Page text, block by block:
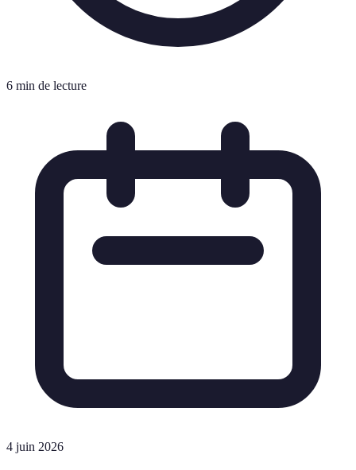
6 min de lecture
4 juin 2026